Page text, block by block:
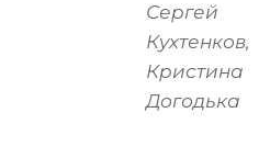
Сергей
Кухтенков,
Кристина
Догодька